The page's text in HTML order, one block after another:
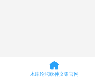
水库论坛欧神文集官网